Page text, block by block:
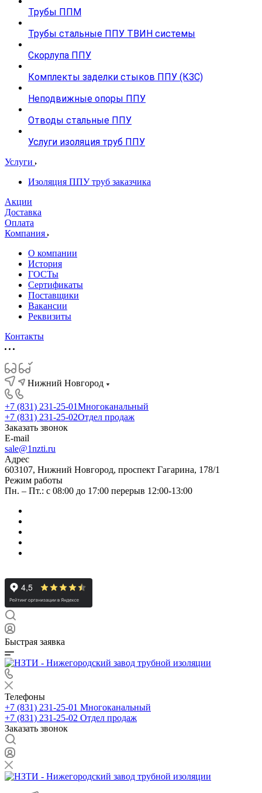
Трубы ППМ
Трубы стальные ППУ ТВИН системы
Скорлупа ППУ
Комплекты заделки стыков ППУ (КЗС)
Неподвижные опоры ППУ
Отводы стальные ППУ
Услуги изоляция труб ППУ
Услуги
Изоляция ППУ труб заказчика
Акции
Доставка
Оплата
Компания
О компании
История
ГОСТы
Сертификаты
Поставщики
Вакансии
Реквизиты
Контакты
Нижний Новгород
+7 (831) 231-25-01Многоканальный
+7 (831) 231-25-02Отдел продаж
Заказать звонок
E-mail
sale@1nzti.ru
Адрес
603107, Нижний Новгород, проспект Гагарина, 178/1
Режим работы
Пн. – Пт.: с 08:00 до 17:00 перерыв 12:00-13:00
Быстрая заявка
Телефоны
+7 (831) 231-25-01 Многоканальный
+7 (831) 231-25-02 Отдел продаж
Заказать звонок